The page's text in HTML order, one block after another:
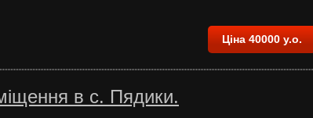
Ціна 40000 у.о.
в с. Пядики.